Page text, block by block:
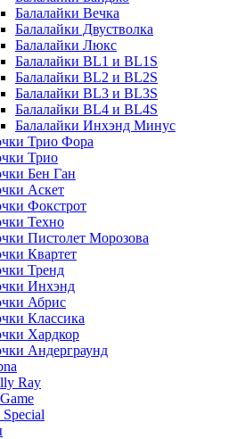
Балалайки Вечка
Балалайки Двустволка
Балалайки Люкс
Балалайки BL1 и BL1S
Балалайки BL2 и BL2S
Балалайки BL3 и BL3S
Балалайки BL4 и BL4S
Балалайки Инхэнд Минус
Трио Фора
Трио
Бен Ган
Аскет
Фокстрот
Техно
Пистолет Морозова
Квартет
Тренд
Инхэнд
Абрис
Классика
Хардкор
Андерграунд
Ray